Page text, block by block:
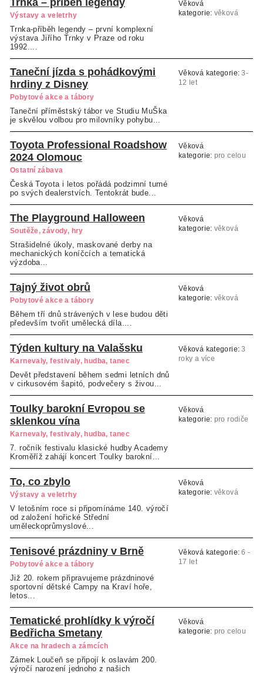
Výstavy a veletrhy
Trnka-příběh legendy – první komplexní
výstava Jiřího Trnky v Praze od roku
1992....
Věková
kategorie: věková
Taneční jízda s pohádkovými
hrdiny z Disney
Pobytové akce a tábory
Taneční příměstský tábor ve Studiu MuŠka
je skvělou volbou pro milovníky pohybu...
Věková kategorie: 3-
12 let
Toyota Professional Roadshow
2024 Olomouc
Ostatní zábava
Česká Toyota i letos pořádá podzimní turné
po svých dealerstvích. Tentokrát bude...
Věková
kategorie: pro celou
The Playground Halloween
Soutěže, závody, hry
Strašidelné úkoly, maskované derby na
mechanických koníčcích a tematická
výzdoba...
Věková
kategorie: věková
Tajný život obrů
Pobytové akce a tábory
Během tří dnů strávených v lese budou děti
především tvořit umělecká díla....
Věková
kategorie: věková
Týden kultury na Valašsku
Karnevaly, festivaly, hudba, tanec
Devět představení během sedmi letních dnů
v cirkusovém šapitó, podvečery s živou...
Věková kategorie: 3
roky a více
Toulky barokní Evropou se
sklenkou vína
Karnevaly, festivaly, hudba, tanec
7. ročník festivalu klasické hudby Academy
Kroměříž zahájí koncert Toulky barokní...
Věková
kategorie: pro rodiče
To, co zbylo
Výstavy a veletrhy
V letošním roce si připomínáme 140. výročí
od založení hořické Střední
uměleckoprůmyslové...
Věková
kategorie: věková
Tenisové prázdniny v Brně
Pobytové akce a tábory
Již 20. rokem připravujeme prázdninové
sportovní dětské Campy na Kraví hoře,
letos...
Věková kategorie: 6 -
17 let
Tematické prohlídky k výročí
Bedřicha Smetany
Akce na hradech a zámcích
Zámek Loučeň se připojí k oslavám 200.
výročí narození jednoho z našich
Věková
kategorie: pro celou